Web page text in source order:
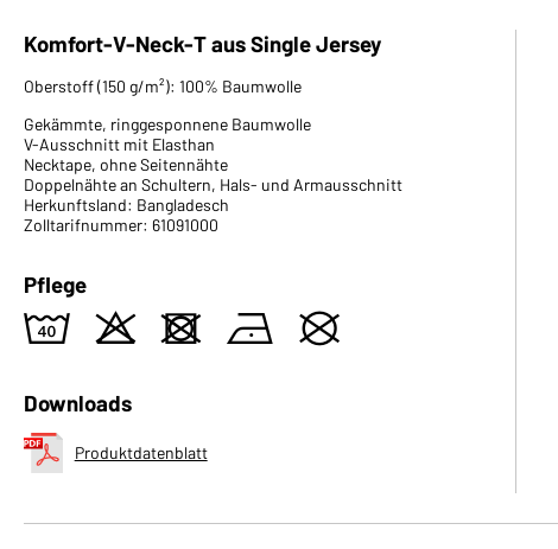
Komfort-V-Neck-T aus Single Jersey
Oberstoff (150 g/m²): 100% Baumwolle
Gekämmte, ringgesponnene Baumwolle
V-Ausschnitt mit Elasthan
Necktape, ohne Seitennähte
Doppelnähte an Schultern, Hals- und Armausschnitt
Herkunftsland: Bangladesch
Zolltarifnummer: 61091000
Pflege
8 o d n U
Downloads
Produktdatenblatt